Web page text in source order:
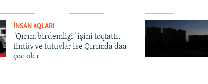
İNSAN AQLARI
"Qırım birdemligi" işini toqtattı,
tintüv ve tutuvlar ise Qırımda daa
çoq oldı